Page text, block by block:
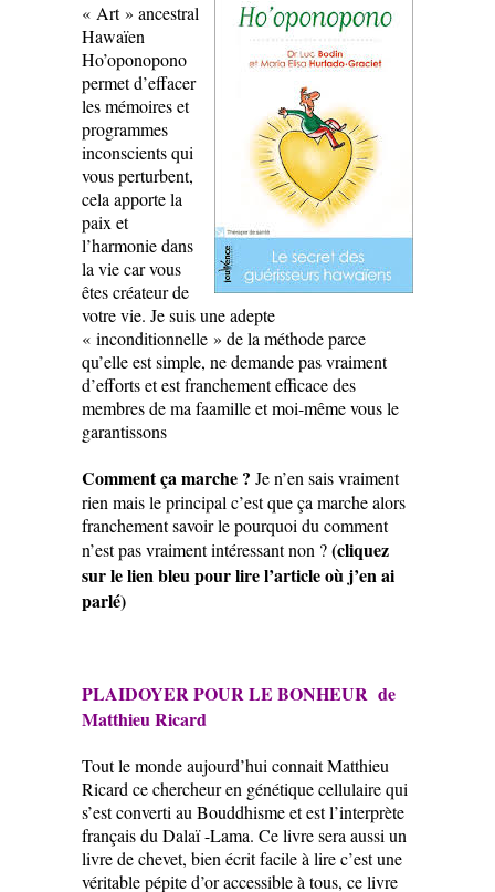
« Art » ancestral
Hawaïen
Ho’oponopono
permet d’effacer
les mémoires et
programmes
inconscients qui
vous perturbent,
cela apporte la
paix et
l’harmonie dans
la vie car vous
êtes créateur de
votre vie. Je suis une adepte
« inconditionnelle » de la méthode parce
qu’elle est simple, ne demande pas vraiment
d’efforts et est franchement efficace des
membres de ma faamille et moi-même vous le
garantissons
Comment ça marche ? Je n’en sais vraiment
rien mais le principal c’est que ça marche alors
franchement savoir le pourquoi du comment
n’est pas vraiment intéressant non ?(cliquez
sur le lien bleu pour lire l’article où j’en ai
parlé)
PLAIDOYER POUR LE BONHEUR de
Matthieu Ricard
Tout le monde aujourd’hui connait Matthieu
Ricard ce chercheur en génétique cellulaire qui
s’est converti au Bouddhisme et est l’interprète
français du Dalaï -Lama. Ce livre sera aussi un
livre de chevet, bien écrit facile à lire c’est une
véritable pépite d’or accessible à tous, ce livre